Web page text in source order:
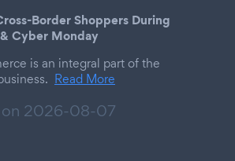
Border Shoppers During
Cyber Monday
is an integral part of the
Read More
2026-08-07